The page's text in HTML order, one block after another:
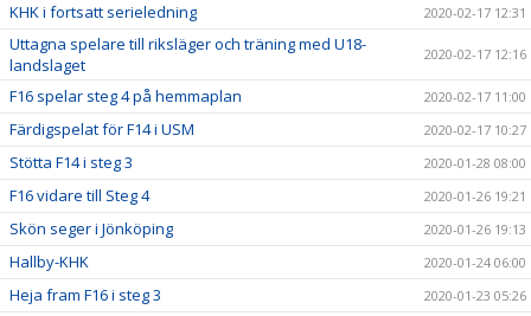
KHK i fortsatt serieledning 2020-02-17 12:31
Uttagna spelare till riksläger och träning med U18-
landslaget
2020-02-17 12:16
F16 spelar steg 4 på hemmaplan 2020-02-17 11:00
Färdigspelat för F14 i USM 2020-02-17 10:27
Stötta F14 i steg 3 2020-01-28 08:00
F16 vidare till Steg 4 2020-01-26 19:21
Skön seger i Jönköping 2020-01-26 19:13
Hallby-KHK 2020-01-24 06:00
Heja fram F16 i steg 3 2020-01-23 05:26